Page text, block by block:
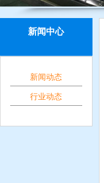
新闻中心
新闻动态
行业动态